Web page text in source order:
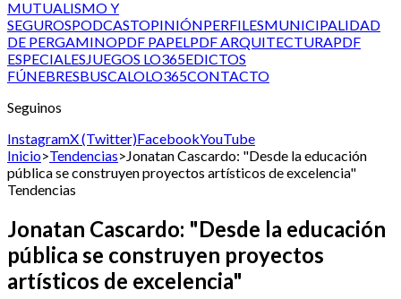
MUTUALISMO Y
SEGUROSPODCASTOPINIÓNPERFILESMUNICIPALIDAD
DE PERGAMINOPDF PAPELPDF ARQUITECTURAPDF
ESPECIALESJUEGOS LO365EDICTOS
FÚNEBRESBUSCALOLO365CONTACTO
Seguinos
InstagramX (Twitter)FacebookYouTube
Inicio>Tendencias>Jonatan Cascardo: "Desde la educación
pública se construyen proyectos artísticos de excelencia"
Tendencias
Jonatan Cascardo: "Desde la educación
pública se construyen proyectos
artísticos de excelencia"